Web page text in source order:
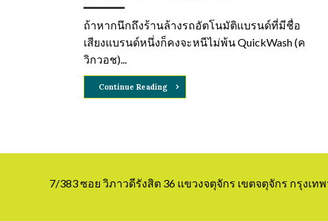
ถ้าหากนึกถึงร้านล้างรถอัตโนมัติแบรนด์ที่มีชื่อ
เสียงแบรนด์หนึ่งก็คงจะหนีไม่พ้น QuickWash (ค
วิกวอช)...
Continue Reading
7/383 ซอย วิภาวดีรังสิต 36 แขวงจตุจักร เขตจตุจักร กรุงเทพ